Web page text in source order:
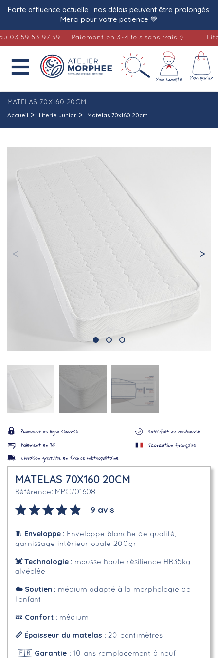
Forte affluence actuelle : nos délais peuvent être prolongés.
Merci pour votre patience 💙
59 83 97 59 Paiement en 3-4 fois sans frais :) Literie

MATELAS 70X160 20CM
Accueil Literie Junior Matelas 70x160 20cm
MATELAS 70X160 20CM
Référence MPC701608
9 avis
🧵 Enveloppe : Enveloppe blanche de qualité,
garnissage intérieur ouate 200gr
💓 Technologie : mousse haute résilience HR35kg
alvéolée
☁️ Soutien : médium adapté à la morphologie de
l'enfant
💤 Confort : médium
📏 Épaisseur du matelas : 20 centimètres
🇫🇷 Garantie : 10 ans remplacement à neuf